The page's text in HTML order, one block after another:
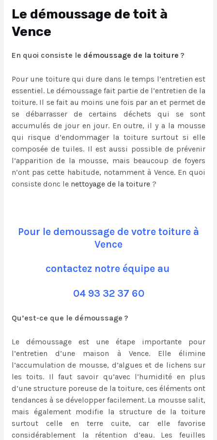
Le démoussage de toit à
Vence
En quoi consiste le démoussage de la toiture ?
Pour une toiture qui dure dans le temps l’entretien est
essentiel. Le démoussage fait partie de l’entretien de la
toiture. Il se fait au moins une fois par an et permet de
se débarrasser de certains déchets qui se sont
accumulés de jour en jour. En outre, il y a la mousse
qui risque d’endommager la toiture surtout si elle
composée de tuiles. Il est aussi possible de prévenir
l’apparition de la mousse, mais beaucoup de foyers
n’ont pas cette habitude, notamment à Vence. En quoi
consiste donc le nettoyage de la toiture ?
Pour le demoussage de votre toiture à
Vence
contactez notre équipe au
04 93 32 37 60
Qu’est-ce que le démoussage ?
Le démoussage est une étape importante pour
l’entretien d’une maison à Vence. Elle élimine
l’accumulation de mousse, d’algues et de lichens sur
les toits. Il faut savoir qu’avec l’humidité en plus
d’une structure poreuse de la toiture, ces éléments ont
tendances à se développer facilement. La mousse salit,
mais également modifie la structure de la toiture
surtout celle en terre cuite, car elle favorise
considérablement la rétention d’eau. Les feuilles